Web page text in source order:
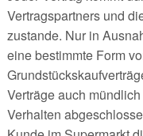
Vertragspartners und
zustande. Nur in
eine bestimmte Form
Verträge auch
Verhalten